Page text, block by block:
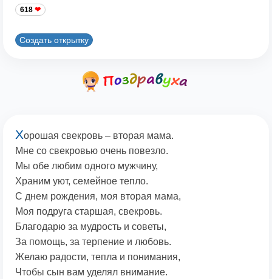
618
Создать открытку
Хорошая свекровь – вторая мама.
Мне со свекровью очень повезло.
Мы обе любим одного мужчину,
Храним уют, семейное тепло.
С днем рождения, моя вторая мама,
Моя подруга старшая, свекровь.
Благодарю за мудрость и советы,
За помощь, за терпение и любовь.
Желаю радости, тепла и понимания,
Чтобы сын вам уделял внимание.